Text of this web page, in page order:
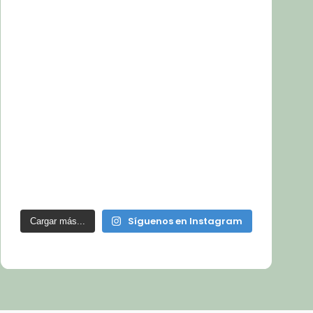
Cargar más... Síguenos en Instagram